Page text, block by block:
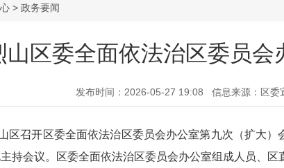
> 政务要闻
山区委全面依法治区委员
发布时间：2026-05-27 19:08 信息来源：区委
区召开区委全面依法治区委员会办公室第九次（扩大
持会议。区委全面依法治区委员会办公室组成人员、区